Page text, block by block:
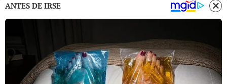
ANTES DE IRSE